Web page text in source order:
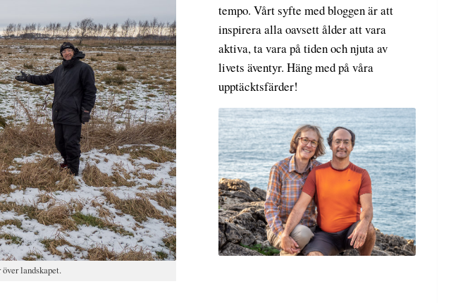
landskapet.
tempo. Vårt syfte med bloggen är att
inspirera alla oavsett ålder att vara
aktiva, ta vara på tiden och njuta av
livets äventyr. Häng med på våra
upptäcktsfärder!